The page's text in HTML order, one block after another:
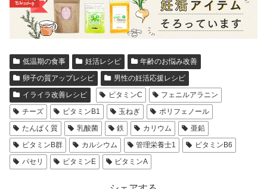
低温期の食事 妊活レシピ
年齢のお悩み改善
卵子の質アップレシピ
男性の妊活応援レシピ
イライラ改善レシピ
ビタミンC
フェニルアラニン
チーズ
ビタミンB1 玉ねぎ
ポリフェノール
たんぱく質
乳酸菌 鉄 カリウム
亜鉛
ビタミンB群
カルシウム 管理栄養士1
ビタミンB6
パセリ
ビタミンE ビタミンA